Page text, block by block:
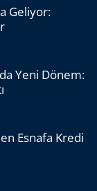
Geliyor:
Yeni Dönem:
Esnafa Kredi